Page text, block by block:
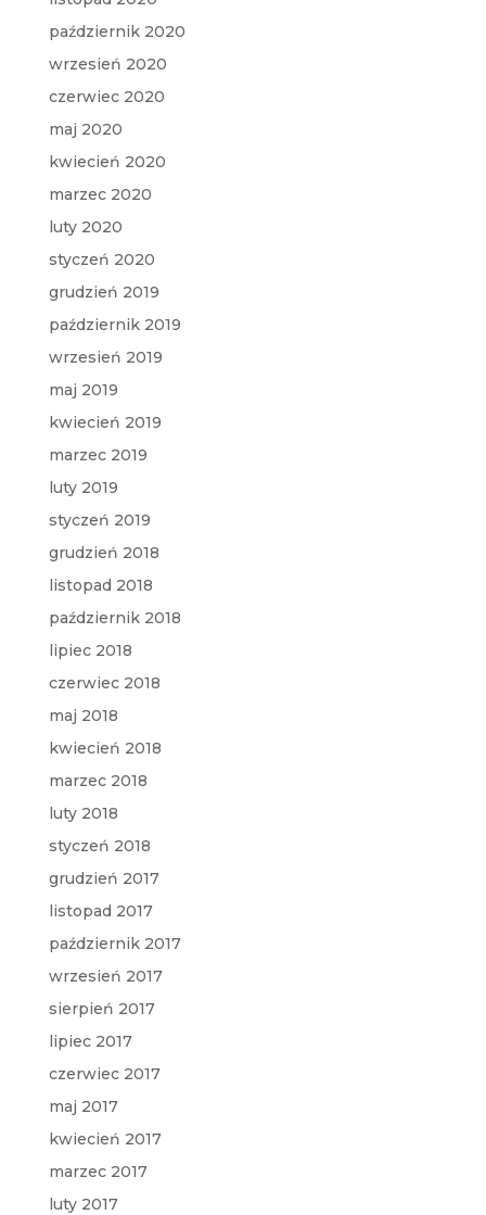
październik 2020
wrzesień 2020
czerwiec 2020
maj 2020
kwiecień 2020
marzec 2020
luty 2020
styczeń 2020
grudzień 2019
październik 2019
wrzesień 2019
maj 2019
kwiecień 2019
marzec 2019
luty 2019
styczeń 2019
grudzień 2018
listopad 2018
październik 2018
lipiec 2018
czerwiec 2018
maj 2018
kwiecień 2018
marzec 2018
luty 2018
styczeń 2018
grudzień 2017
listopad 2017
październik 2017
wrzesień 2017
sierpień 2017
lipiec 2017
czerwiec 2017
maj 2017
kwiecień 2017
marzec 2017
luty 2017